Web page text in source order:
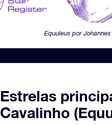
Equuleus por
Estrelas
Cavalinho